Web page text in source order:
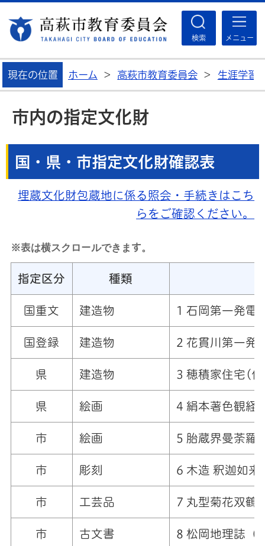
検索 メニュー
現在の位置 ホーム > 高萩市教育委員会 > 生涯学習
市内の指定文化財
国・県・市指定文化財確認表
埋蔵文化財包蔵地に係る照会・手続きはこち
らをご確認ください。
※表は横スクロールできます。
指定区分 種類
国重文 建造物 1 石岡第一発電
国登録 建造物 2 花貫川第一発
県 建造物 3 穂積家住宅 (
県 絵画 4 絹本著色観経
市 絵画 5 胎蔵界曼荼羅
市 彫刻 6 木造 釈迦如来
市 工芸品 7 丸型菊花双鶴
市 古文書 8松岡地理誌（